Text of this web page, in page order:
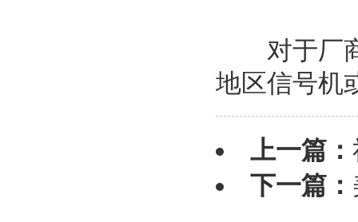
对于厂商
地区信号机
上一篇：
下一篇：